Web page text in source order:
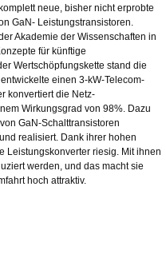
neue, bisher nicht erprobte
GaN- Leistungstransistoren.
Akademie der Wissenschaften in
für künftige
Wertschöpfungskette stand die
einen 3-kW-Telecom-
konvertiert die Netz-
Wirkungsgrad von 98%. Dazu
GaN-Schalttransistoren
realisiert. Dank ihrer hohen
Leistungskonverter riesig. Mit ihnen
werden, und das macht sie
hoch attraktiv.